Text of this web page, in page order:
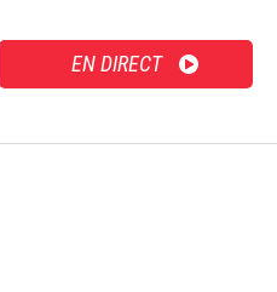
EN DIRECT